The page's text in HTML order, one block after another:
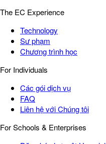
The EC Experience
Technology
Sư phạm
Chương trình học
For Individuals
Các gói dịch vụ
FAQ
Liên hệ với Chúng tôi
For Schools & Enterprises